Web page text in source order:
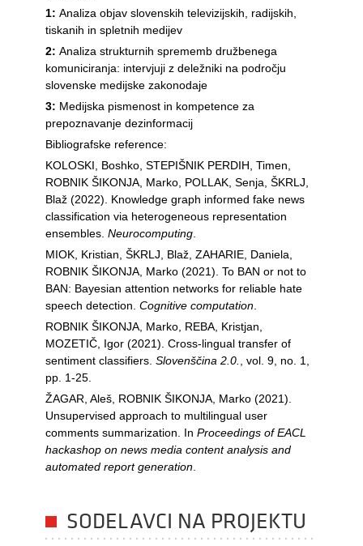
1: Analiza objav slovenskih televizijskih, radijskih,
tiskanih in spletnih medijev
2: Analiza strukturnih sprememb družbenega
komuniciranja: intervjuji z deležniki na področju
slovenske medijske zakonodaje
3: Medijska pismenost in kompetence za
prepoznavanje dezinformacij
Bibliografske reference:
KOLOSKI, Boshko, STEPIŠNIK PERDIH, Timen,
ROBNIK ŠIKONJA, Marko, POLLAK, Senja, ŠKRLJ,
Blaž (2022). Knowledge graph informed fake news
classification via heterogeneous representation
ensembles. Neurocomputing
MIOK, Kristian, ŠKRLJ, Blaž, ZAHARIE, Daniela,
ROBNIK ŠIKONJA, Marko (2021). To BAN or not to
BAN: Bayesian attention networks for reliable hate
speech detection. Cognitive computation
ROBNIK ŠIKONJA, Marko, REBA, Kristjan,
MOZETIČ, Igor (2021). Cross-lingual transfer of
sentiment classifiers. Slovenščina 2.0.
, vol. 9, no. 1,
pp. 1-25.
ŽAGAR, Aleš, ROBNIK ŠIKONJA, Marko (2021).
Unsupervised approach to multilingual user
comments summarization. In Proceedings of EACL
hackashop on news media content analysis and
automated report generation
SODELAVCI NA PROJEKTU